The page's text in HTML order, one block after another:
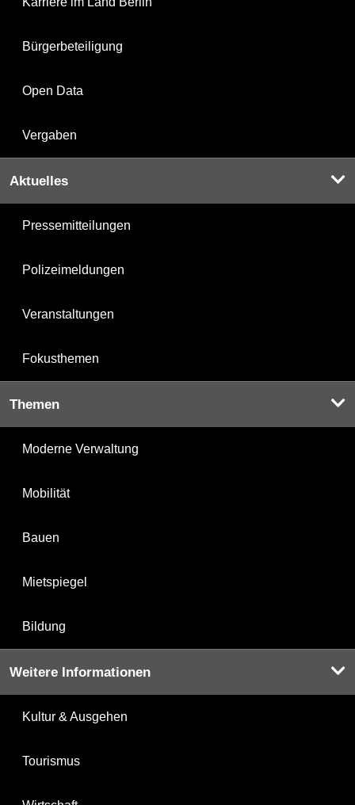
Bürgerbeteiligung
Open Data
Vergaben
Aktuelles
Pressemitteilungen
Polizeimeldungen
Veranstaltungen
Fokusthemen
Themen
Moderne Verwaltung
Mobilität
Bauen
Mietspiegel
Bildung
Weitere Informationen
Kultur & Ausgehen
Tourismus